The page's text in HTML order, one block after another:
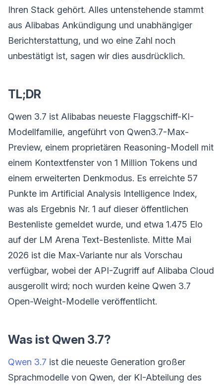
Ihren Stack gehört. Alles untenstehende stammt
aus Alibabas Ankündigung und unabhängiger
Berichterstattung, und wo eine Zahl noch
unbestätigt ist, sagen wir dies ausdrücklich.
TL;DR
Qwen 3.7 ist Alibabas neueste Flaggschiff-KI-
Modellfamilie, angeführt von Qwen3.7-Max-
Preview, einem proprietären Reasoning-Modell mit
einem Kontextfenster von 1 Million Tokens und
einem erweiterten Denkmodus. Es erreichte 57
Punkte im Artificial Analysis Intelligence Index,
was als Ergebnis Nr. 1 auf dieser öffentlichen
Bestenliste gemeldet wurde, und etwa 1.475 Elo
auf der LM Arena Text-Bestenliste. Mitte Mai
2026 ist die Max-Variante nur als Vorschau
verfügbar, wobei der API-Zugriff auf Alibaba Cloud
ausgerollt wird; noch wurden keine Qwen 3.7
Open-Weight-Modelle veröffentlicht.
Was ist Qwen 3.7?
Qwen 3.7 ist die neueste Generation großer
Sprachmodelle von Qwen, der KI-Abteilung des